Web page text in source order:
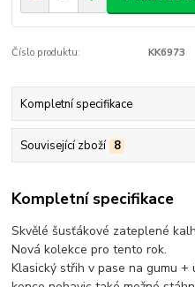
Číslo produktu: KK6973
Kompletní specifikace
Související zboží 8
Kompletní specifikace
Skvělé šusťákové zateplené
Nová kolekce pro tento rok.
Klasický střih v pase na gumu